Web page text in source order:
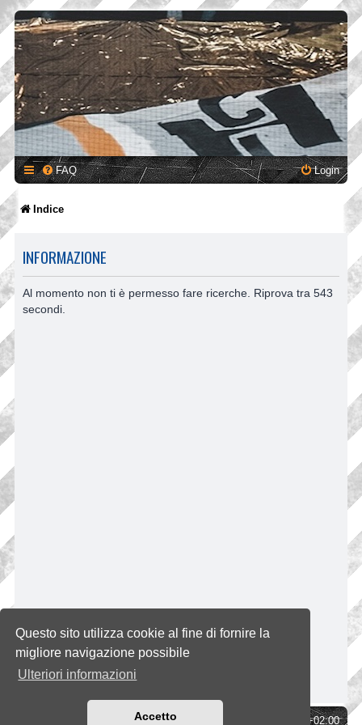
Questo sito utilizza cookie al fine di fornire la
migliore navigazione possibile
Ulteriori informazioni
Accetto
FAQ Login
Indice
INFORMAZIONE
Al momento non ti è permesso fare ricerche. Riprova tra 543
secondi.
UTC+02:00